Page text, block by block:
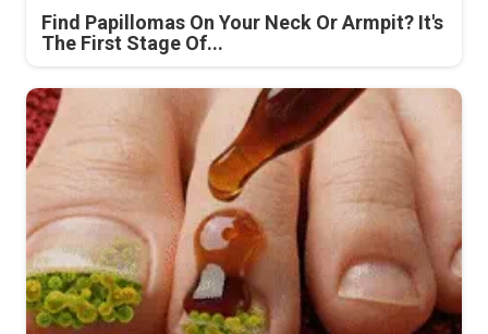
Find Papillomas On Your Neck Or Armpit? It's
The First Stage Of...